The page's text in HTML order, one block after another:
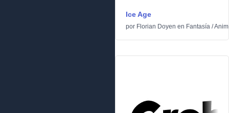
Ice Age
por Florian Doyen en Fantasía /